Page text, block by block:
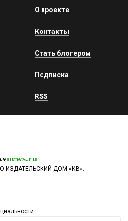
О проекте
Контакты
Стать блогером
Подписка
RSS
news.ru
ИЗДАТЕЛЬСКИЙ ДОМ «КВ».